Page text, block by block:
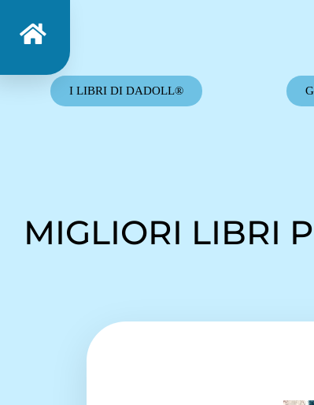
I LIBRI DI DADOLL®
MIGLIORI LIBRI